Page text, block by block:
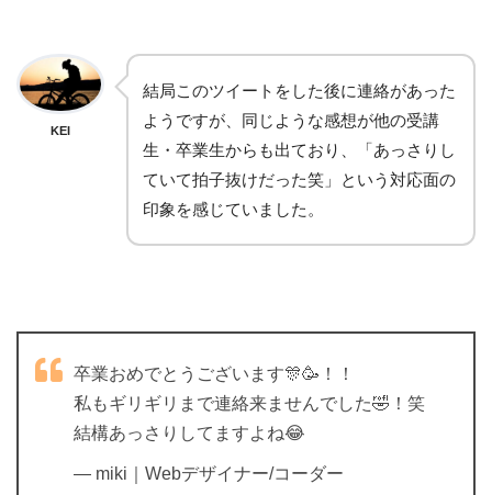
KEI
結局このツイートをした後に連絡があった
ようですが、同じような感想が他の受講
生・卒業生からも出ており、「あっさりし
ていて拍子抜けだった笑」という対応面の
印象を感じていました。
卒業おめでとうございます🎊🥳！！
私もギリギリまで連絡来ませんでした🤣！笑
結構あっさりしてますよね😂
— miki｜Webデザイナー/コーダー